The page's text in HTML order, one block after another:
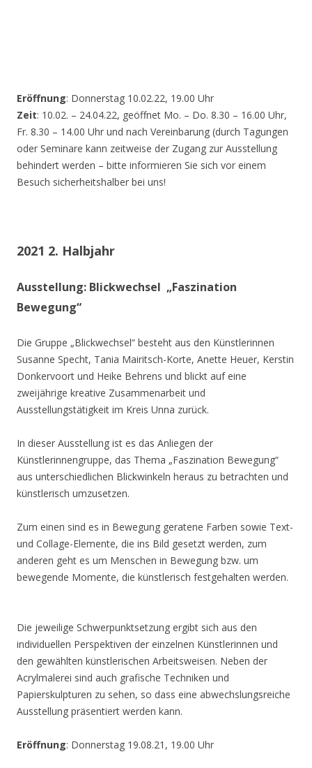
Eröffnung: Donnerstag 10.02.22, 19.00 Uhr
Zeit: 10.02. – 24.04.22, geöffnet Mo. – Do. 8.30 – 16.00 Uhr,
Fr. 8.30 – 14.00 Uhr und nach Vereinbarung (durch Tagungen
oder Seminare kann zeitweise der Zugang zur Ausstellung
behindert werden – bitte informieren Sie sich vor einem
Besuch sicherheitshalber bei uns!
2021 2. Halbjahr
Ausstellung: Blickwechsel „Faszination
Bewegung“
Die Gruppe „Blickwechsel“ besteht aus den Künstlerinnen
Susanne Specht, Tania Mairitsch-Korte, Anette Heuer, Kerstin
Donkervoort und Heike Behrens und blickt auf eine
zweijährige kreative Zusammenarbeit und
Ausstellungstätigkeit im Kreis Unna zurück.
In dieser Ausstellung ist es das Anliegen der
Künstlerinnengruppe, das Thema „Faszination Bewegung“
aus unterschiedlichen Blickwinkeln heraus zu betrachten und
künstlerisch umzusetzen.
Zum einen sind es in Bewegung geratene Farben sowie Text-
und Collage-Elemente, die ins Bild gesetzt werden, zum
anderen geht es um Menschen in Bewegung bzw. um
bewegende Momente, die künstlerisch festgehalten werden.
Die jeweilige Schwerpunktsetzung ergibt sich aus den
individuellen Perspektiven der einzelnen Künstlerinnen und
den gewählten künstlerischen Arbeitsweisen. Neben der
Acrylmalerei sind auch grafische Techniken und
Papierskulpturen zu sehen, so dass eine abwechslungsreiche
Ausstellung präsentiert werden kann.
Eröffnung: Donnerstag 19.08.21, 19.00 Uhr